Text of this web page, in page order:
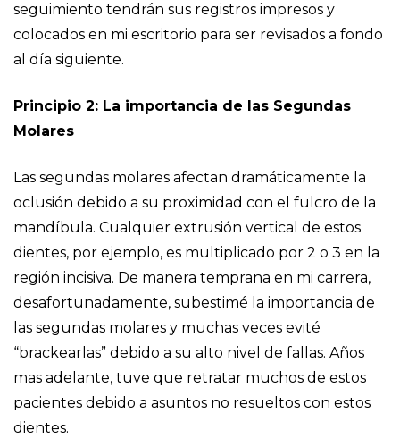
seguimiento tendrán sus registros impresos y
colocados en mi escritorio para ser revisados a fondo
al día siguiente.
Principio 2: La importancia de las Segundas
Molares
Las segundas molares afectan dramáticamente la
oclusión debido a su proximidad con el fulcro de la
mandíbula. Cualquier extrusión vertical de estos
dientes, por ejemplo, es multiplicado por 2 o 3 en la
región incisiva. De manera temprana en mi carrera,
desafortunadamente, subestimé la importancia de
las segundas molares y muchas veces evité
“brackearlas” debido a su alto nivel de fallas. Años
mas adelante, tuve que retratar muchos de estos
pacientes debido a asuntos no resueltos con estos
dientes.